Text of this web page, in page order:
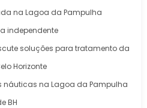
na Lagoa da Pampulha
independente
soluções para tratamento da
Horizonte
náuticas na Lagoa da Pampulha
BH